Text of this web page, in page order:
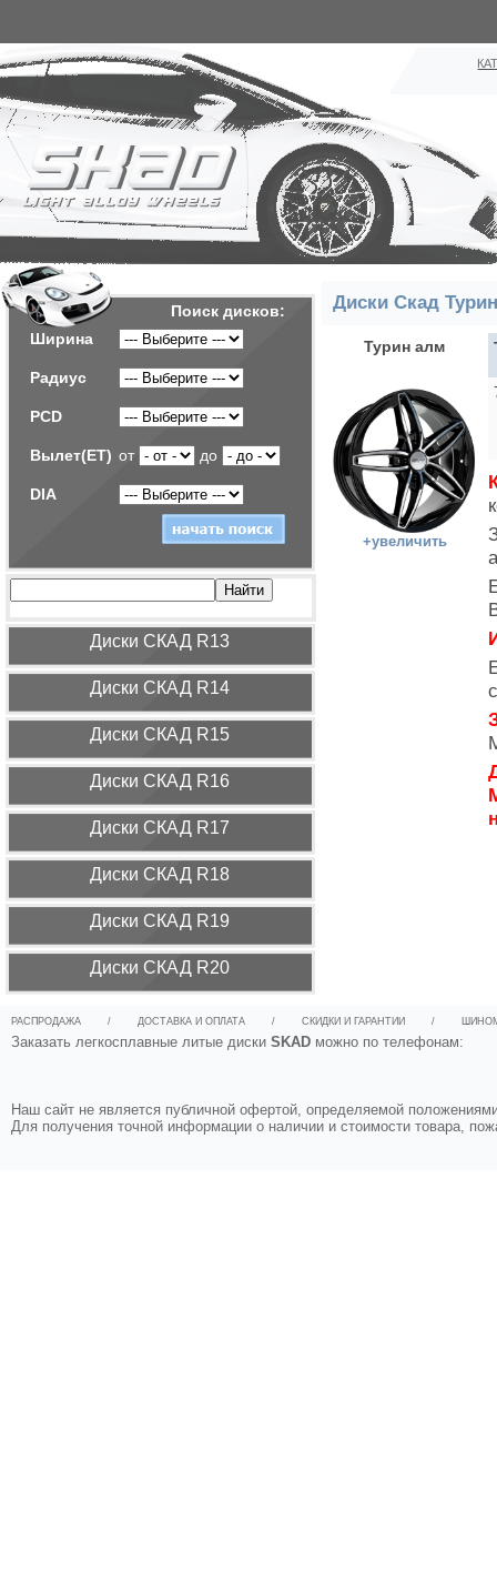
Поиск дисков:
Ширина
Радиус
PCD
Вылет(ET) от до
DIA
Диcки СКАД R13
Диcки СКАД R14
Диcки СКАД R15
Диcки СКАД R16
Диcки СКАД R17
Диcки СКАД R18
Диcки СКАД R19
Диcки СКАД R20
Диски Скад
Турин алм
+увеличить
РАСПРОДАЖА / ДОСТАВКА И ОПЛАТА / СКИДКИ И ГАРАНТИИ /
Заказать легкосплавные литые диски SKAD можно по телефонам:
Наш сайт не является публичной офертой, определяемой
Для получения точной информации о наличии и стоимости товара,